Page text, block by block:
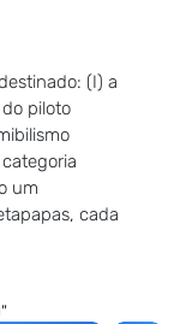
(I) a
piloto
um
cada